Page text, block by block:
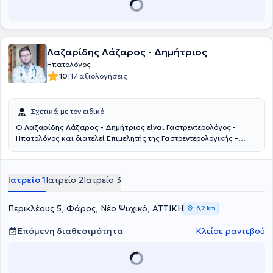
Λαζαρίδης Λάζαρος - Δημήτριος
Ηπατολόγος
10|17 αξιολογήσεις
Σχετικά με τον ειδικό
Ο Λαζαρίδης Λάζαρος - Δημήτριος είναι Γαστρεντερολόγος -
Ηπατολόγος και διατελεί Επιμελητής της Γαστρεντερολογικής –
Παράλληλα, διατηρεί το ιδιωτικό του ιατρείο στο Φάρο του Νέου
Πανεπιστήμιο Αθηνών και Ειδικεύτηκε στην Γαστρεντερολογία -
Ηπατολογία στο Πανεπιστημιακό Γενικό Νοσοκομείο «Αττικόν».
Πέραν των εθνικών εξετάσεων για τη λήψη του τίτλου της
ειδικότητας Γαστρεντερολογίας, συμμετείχε στις εργασίες του 14ου
Σχολείου Ηπατολογίας της Ελληνικής Εταιρείας Μελέτης Ήπατος
και βραβεύτηκε μετά τη συμμετοχή του στις εξετάσεις.
Καποδιστριακού Πανεπιστημίου Αθηνών το 2017 με βαθμό
Ιατρείο 1Ιατρείο 2Ιατρείο 3
Περικλέους 5, Φάρος, Νέο Ψυχικό, ΑΤΤΙΚΗ 6,2 km
Επόμενη διαθεσιμότητα Κλείσε ραντεβού